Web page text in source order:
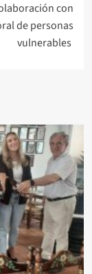
con
de personas
vulnerables